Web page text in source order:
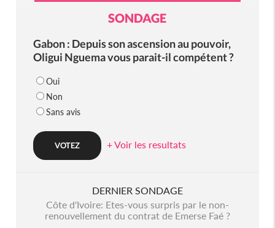
SONDAGE
Gabon : Depuis son ascension au pouvoir,
Oligui Nguema vous parait-il compétent ?
Oui
Non
Sans avis
+ Voir les resultats
DERNIER SONDAGE
Côte d'Ivoire: Etes-vous surpris par le non-
renouvellement du contrat de Emerse Faé ?